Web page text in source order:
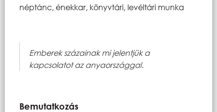
néptánc, énekkar, könyvtári, levéltári munka
Emberek százainak mi jelentjük a
kapcsolatot az anyaországgal.
Bemutatkozás